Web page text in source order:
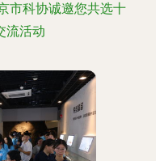
市科协诚邀您共选十
流活动